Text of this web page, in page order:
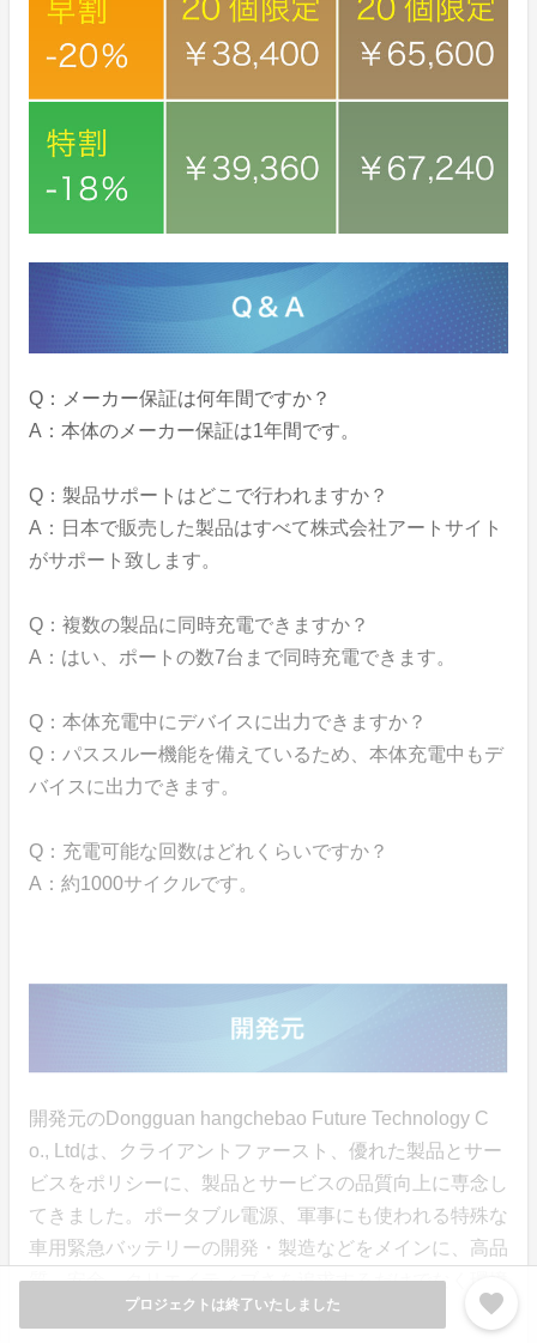
プロジェクトは終了いたしました favorite
Q：メーカー保証は何年間ですか？
A：本体のメーカー保証は1年間です。
Q：製品サポートはどこで行われますか？
A：日本で販売した製品はすべて株式会社アートサイト
がサポート致します。
Q：複数の製品に同時充電できますか？
A：はい、ポートの数7台まで同時充電できます。
Q：本体充電中にデバイスに出力できますか？
Q：パススルー機能を備えているため、本体充電中もデ
バイスに出力できます。
Q：充電可能な回数はどれくらいですか？
A：約1000サイクルです。
開発元のDongguan hangchebao Future Technology C
o., Ltdは、クライアントファースト、優れた製品とサー
ビスをポリシーに、製品とサービスの品質向上に専念し
てきました。ポータブル電源、軍事にも使われる特殊な
車用緊急バッテリーの開発・製造などをメインに、高品
質、安全、クリエイティブさを追求するだけでなく環境
にも優しい商品の開発に取り組んでいます。